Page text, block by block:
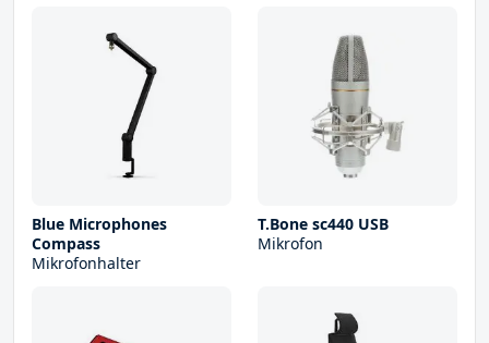
Blue Microphones
Compass
Mikrofonhalter
T.Bone sc440 USB
Mikrofon